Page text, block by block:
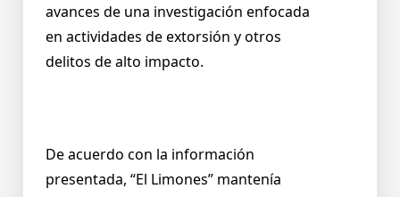
avances de una investigación enfocada
en actividades de extorsión y otros
delitos de alto impacto.
De acuerdo con la información
presentada, “El Limones” mantenía